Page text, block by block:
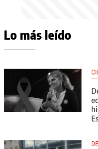
Lo más leído